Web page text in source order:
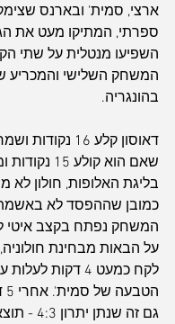
ארצי, סמית' ובארנס
ספרתי, המתיקו מעט את
השפיעו מנטלית על שתי
המשחק השלישי והמכריע
בהונגריה.
דאוסון קלע 16
שאם הוא
בליגת האלופות, חולון לא
כמובן שההפסד לא
המשחק נפתח בקצב איטי
על הבאות מבחינת
לקח כמעט 4 דקות
גם זה שנתן